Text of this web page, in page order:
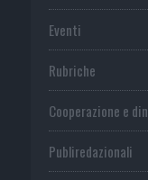
Eventi
Rubriche
Cooperazione e
Publiredazionali